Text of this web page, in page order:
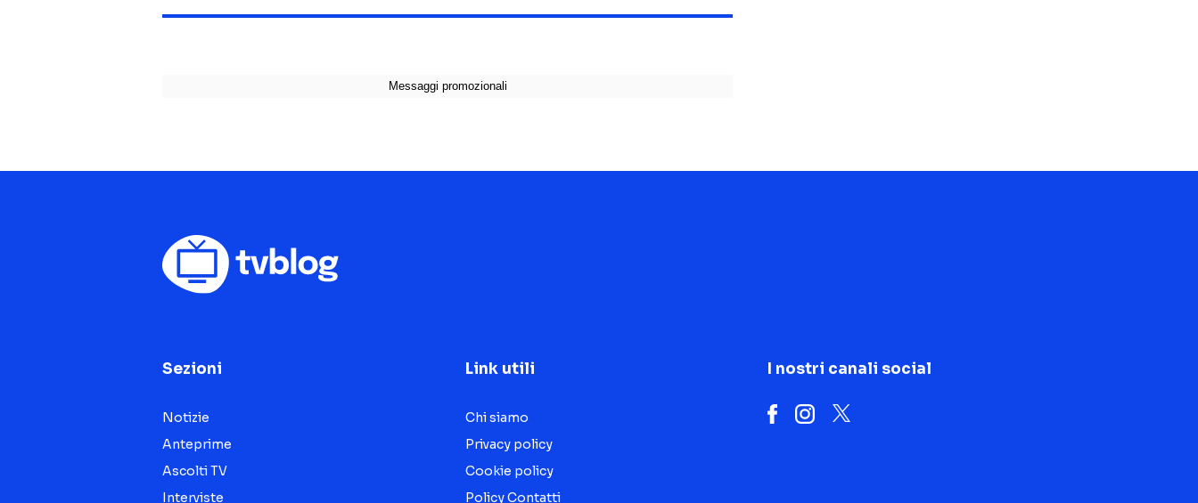
Sezioni
Notizie
Anteprime
Ascolti TV
Interviste
Link utili
Chi siamo
Privacy policy
Cookie policy
Policy Contatti
I nostri canali social